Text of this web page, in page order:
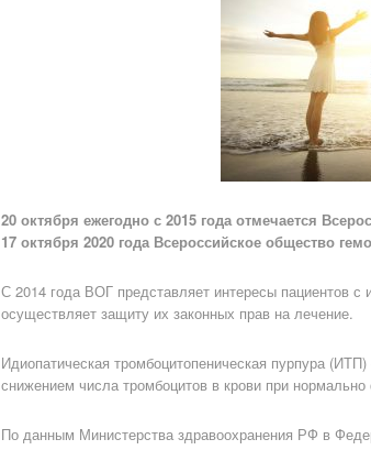
20 октября ежегодно с 2015 года отмечается
17 октября 2020 года Всероссийское общество
С 2014 года ВОГ представляет интересы пациентов с
осуществляет защиту их законных прав на лечение.
Идиопатическая тромбоцитопеническая пурпура
снижением числа тромбоцитов в крови при
По данным Министерства здравоохранения РФ в